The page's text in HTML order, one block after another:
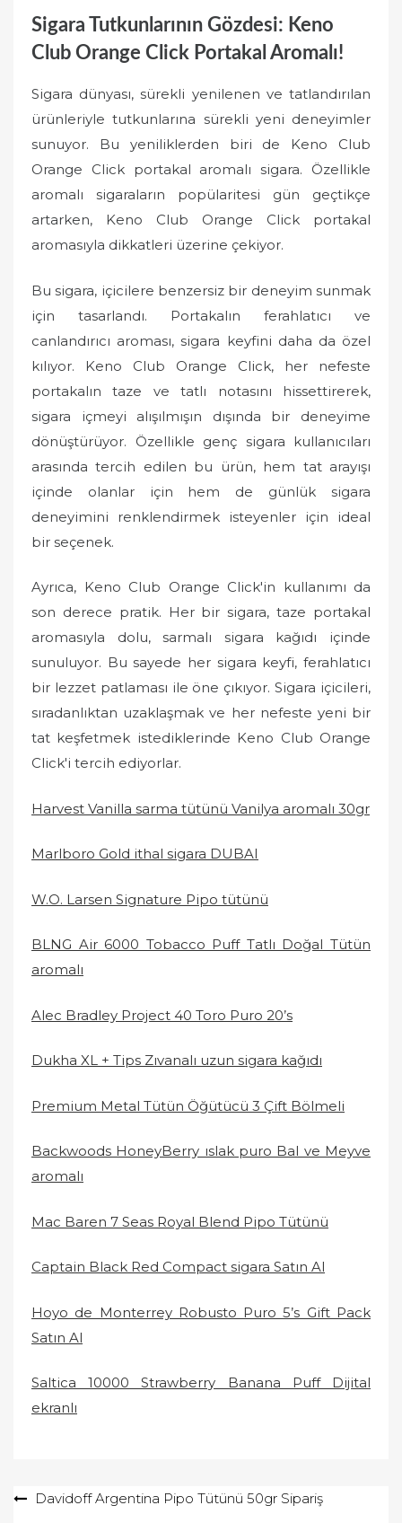
Sigara Tutkunlarının Gözdesi: Keno
Club Orange Click Portakal Aromalı!
Sigara dünyası, sürekli yenilenen ve tatlandırılan
ürünleriyle tutkunlarına sürekli yeni deneyimler
sunuyor. Bu yeniliklerden biri de Keno Club
Orange Click portakal aromalı sigara. Özellikle
aromalı sigaraların popülaritesi gün geçtikçe
artarken, Keno Club Orange Click portakal
aromasıyla dikkatleri üzerine çekiyor.
Bu sigara, içicilere benzersiz bir deneyim sunmak
için tasarlandı. Portakalın ferahlatıcı ve
canlandırıcı aroması, sigara keyfini daha da özel
kılıyor. Keno Club Orange Click, her nefeste
portakalın taze ve tatlı notasını hissettirerek,
sigara içmeyi alışılmışın dışında bir deneyime
dönüştürüyor. Özellikle genç sigara kullanıcıları
arasında tercih edilen bu ürün, hem tat arayışı
içinde olanlar için hem de günlük sigara
deneyimini renklendirmek isteyenler için ideal
bir seçenek.
Ayrıca, Keno Club Orange Click'in kullanımı da
son derece pratik. Her bir sigara, taze portakal
aromasıyla dolu, sarmalı sigara kağıdı içinde
sunuluyor. Bu sayede her sigara keyfi, ferahlatıcı
bir lezzet patlaması ile öne çıkıyor. Sigara içicileri,
sıradanlıktan uzaklaşmak ve her nefeste yeni bir
tat keşfetmek istediklerinde Keno Club Orange
Click'i tercih ediyorlar.
Harvest Vanilla sarma tütünü Vanilya aromalı 30gr
Marlboro Gold ithal sigara DUBAI
W.O. Larsen Signature Pipo tütünü
BLNG Air 6000 Tobacco Puff Tatlı Doğal Tütün
aromalı
Alec Bradley Project 40 Toro Puro 20’s
Dukha XL + Tips Zıvanalı uzun sigara kağıdı
Premium Metal Tütün Öğütücü 3 Çift Bölmeli
Backwoods HoneyBerry ıslak puro Bal ve Meyve
aromalı
Mac Baren 7 Seas Royal Blend Pipo Tütünü
Captain Black Red Compact sigara Satın Al
Hoyo de Monterrey Robusto Puro 5’s Gift Pack
Satın Al
Saltica 10000 Strawberry Banana Puff Dijital
ekranlı
YazıDavidoff Argentina Pipo Tütünü 50gr Sipariş